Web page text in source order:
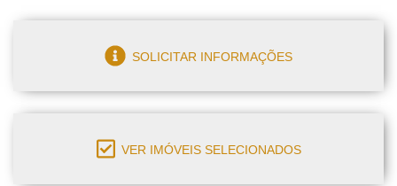
SOLICITAR INFORMAÇÕES
VER IMÓVEIS SELECIONADOS